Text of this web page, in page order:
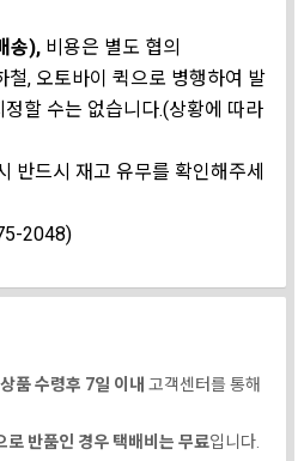
송), 비용은 별도 협의
철, 오토바이 퀵으로 병행하여 발
할 수는 없습니다.(상황에 따라
반드시 재고 유무를 확인해주세
2048)
상품 수령후 7일 이내고객센터를 통해
로 반품인 경우 택배비는 무료입니다.